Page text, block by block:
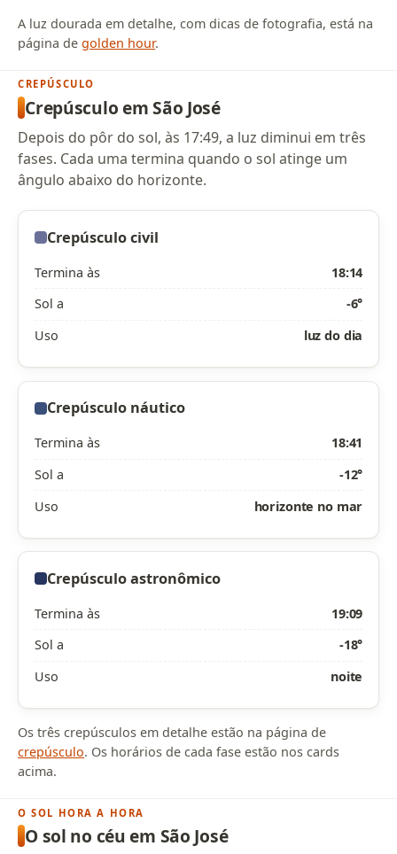
A luz dourada em detalhe, com dicas de fotografia, está na
página degolden hour.
CREPÚSCULO
Crepúsculo em São José
Depois do pôr do sol, às 17:49, a luz diminui em três
fases. Cada uma termina quando o sol atinge um
ângulo abaixo do horizonte.
Crepúsculo civil
Termina às
18:14
Sol a
-6°
Uso
luz do dia
Crepúsculo náutico
Termina às
18:41
Sol a
-12°
Uso
horizonte no mar
Crepúsculo astronômico
Termina às
19:09
Sol a
-18°
Uso
noite
Os três crepúsculos em detalhe estão na página de
crepúsculo. Os horários de cada fase estão nos cards
acima.
O SOL HORA A HORA
O sol no céu em São José